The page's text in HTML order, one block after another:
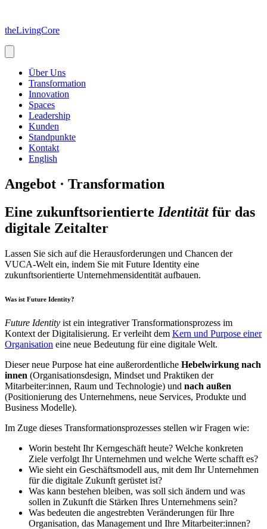
springen
theLivingCore
Über Uns
Transformation
Innovation
Spaces
Leadership
Kunden
Standpunkte
Kontakt
English
Angebot · Transformation
Eine zukunftsorientierte Identitätfür das
digitale Zeitalter
Lassen Sie sich auf die Herausforderungen und Chancen der
VUCA-Welt ein, indem Sie mit Future Identity eine
zukunftsorientierte Unternehmensidentität aufbauen.
Was ist Future Identity?
Future Identity ist ein integrativer Transformationsprozess im
Kontext der Digitalisierung. Er verleiht dem Kern und Purpose einer
Organisation eine neue Bedeutung für eine digitale Welt.
Dieser neue Purpose hat eine außerordentliche Hebelwirkung nach
innen (Organisationsdesign, Mindset und Praktiken der
Mitarbeiter:innen, Raum und Technologie) und nach außen
(Positionierung des Unternehmens, neue Services, Produkte und
Business Modelle).
Im Zuge dieses Transformationsprozesses stellen wir Fragen wie:
Worin besteht Ihr Kerngeschäft heute? Welche konkreten
Ziele verfolgt Ihr Unternehmen und welche Werte schafft es?
Wie sieht ein Geschäftsmodell aus, mit dem Ihr Unternehmen
für die digitale Zukunft gerüstet ist?
Was kann bestehen bleiben, was soll sich ändern und was
sollen in Zukunft die Stärken Ihres Unternehmens sein?
Was bedeuten die angestrebten Veränderungen für Ihre
Organisation, das Management und Ihre Mitarbeiter:innen?